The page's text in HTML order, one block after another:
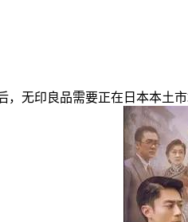
，无印良品需要正在日本本土市